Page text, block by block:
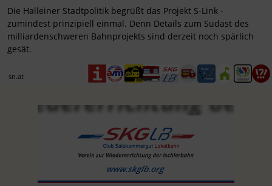
Die Halleiner Stadtpolitik begrüßt das Projekt S-Link -
zumindest prinzipiell einmal. Denn Details zum Südast des
milliardenschweren Bahnprojekts sind derzeit noch spärlich
gesät.
sn.at